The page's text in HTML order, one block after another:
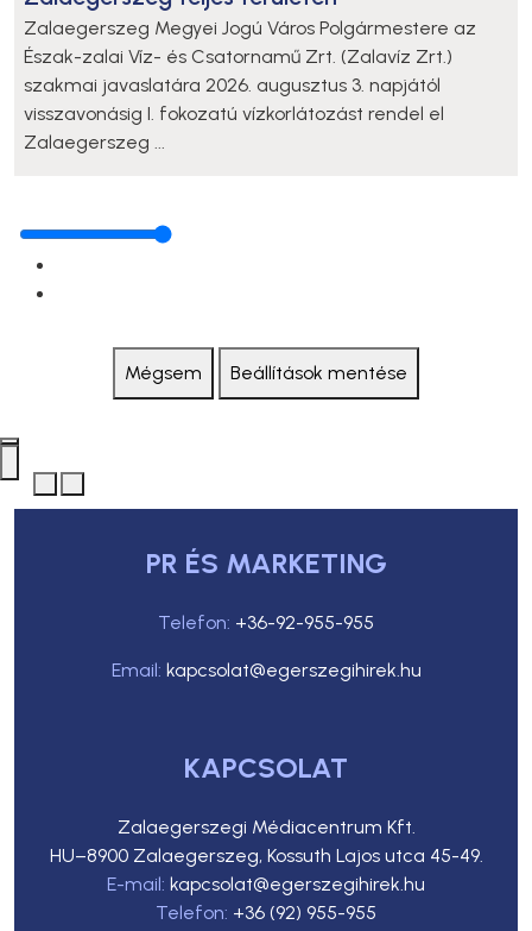
Zalaegerszeg Megyei Jogú Város Polgármestere az
Észak-zalai Víz- és Csatornamű Zrt. (Zalavíz Zrt.)
szakmai javaslatára 2026. augusztus 3. napjától
visszavonásig I. fokozatú vízkorlátozást rendel el
Zalaegerszeg ...
Mégsem Beállítások mentése
PR ÉS MARKETING
Telefon: +36-92-955-955
Email: kapcsolat@egerszegihirek.hu
KAPCSOLAT
Zalaegerszegi Médiacentrum Kft.
HU–8900 Zalaegerszeg, Kossuth Lajos utca 45-49.
E-mail: kapcsolat@egerszegihirek.hu
Telefon: +36 (92) 955-955